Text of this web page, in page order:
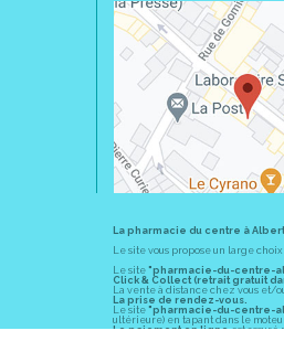
La pharmacie du centre à Albert
Le site vous propose un large
Le site "pharmacie-du-centre-
Click & Collect (retrait gratuit
La vente à distance chez vous et/
La prise de rendez-vous.
Le site "pharmacie-du-centre-
ultérieure) en tapant dans le
Le paiement en ligneest assuré